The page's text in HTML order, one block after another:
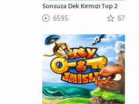
Sonsuza Dek Kırmızı Top 2
6595 67